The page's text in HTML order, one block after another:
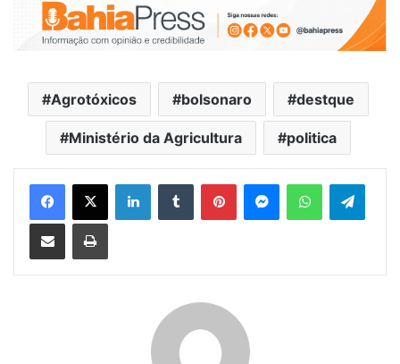
Agrotóxicos bolsonaro destque
Ministério da Agricultura politica